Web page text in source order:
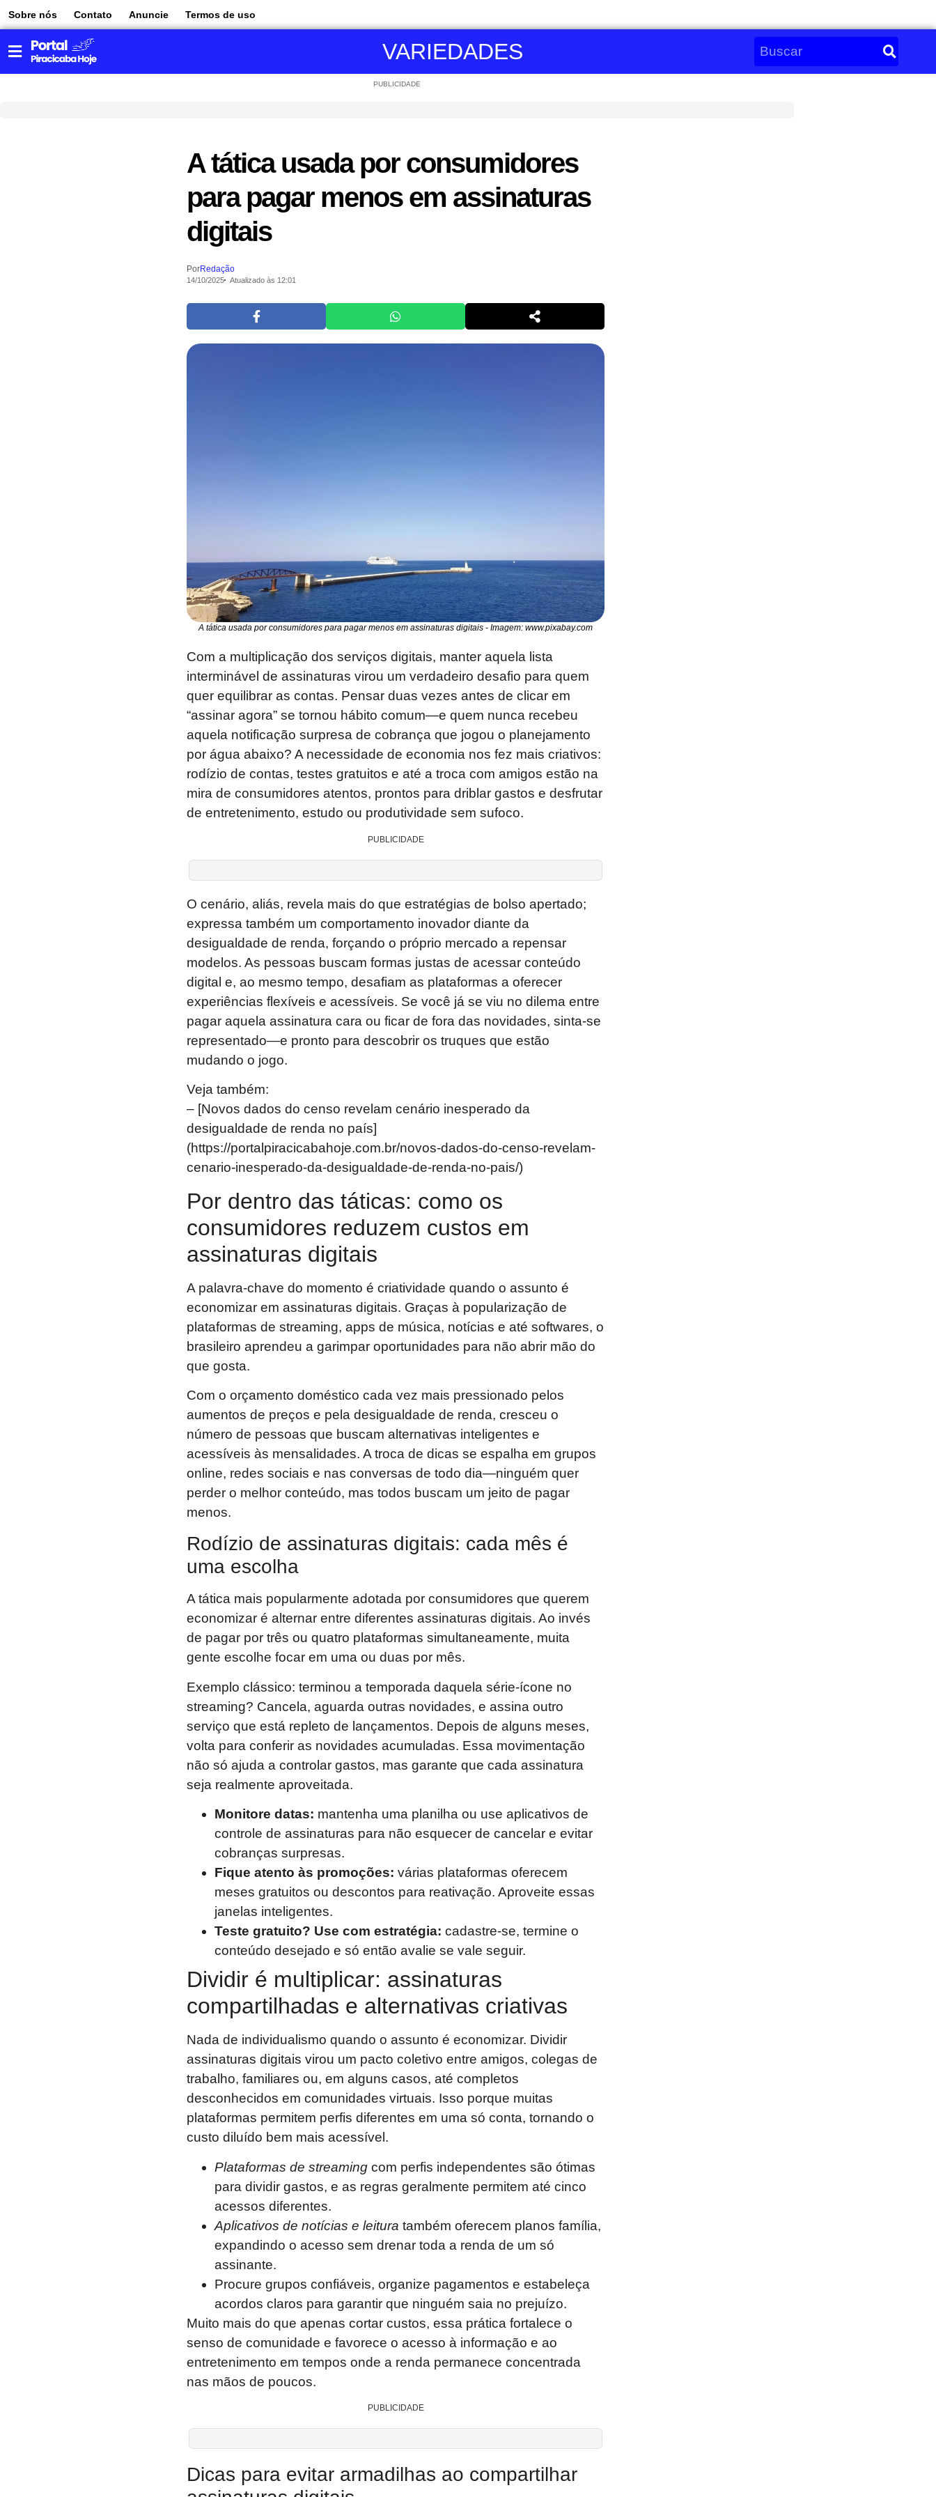
Sobre nós Contato Anuncie Termos de uso
VARIEDADES
PUBLICIDADE
A tática usada por consumidores
para pagar menos em assinaturas
digitais
PorRedação
14/10/2025 Atualizado às 12:01
A tática usada por consumidores para pagar menos em assinaturas digitais - Imagem: www.pixabay.com
Com a multiplicação dos serviços digitais, manter aquela lista
interminável de assinaturas virou um verdadeiro desafio para quem
quer equilibrar as contas. Pensar duas vezes antes de clicar em
“assinar agora” se tornou hábito comum—e quem nunca recebeu
aquela notificação surpresa de cobrança que jogou o planejamento
por água abaixo? A necessidade de economia nos fez mais criativos:
rodízio de contas, testes gratuitos e até a troca com amigos estão na
mira de consumidores atentos, prontos para driblar gastos e desfrutar
de entretenimento, estudo ou produtividade sem sufoco.
PUBLICIDADE
O cenário, aliás, revela mais do que estratégias de bolso apertado;
expressa também um comportamento inovador diante da
desigualdade de renda, forçando o próprio mercado a repensar
modelos. As pessoas buscam formas justas de acessar conteúdo
digital e, ao mesmo tempo, desafiam as plataformas a oferecer
experiências flexíveis e acessíveis. Se você já se viu no dilema entre
pagar aquela assinatura cara ou ficar de fora das novidades, sinta-se
representado—e pronto para descobrir os truques que estão
mudando o jogo.
Veja também:
– [Novos dados do censo revelam cenário inesperado da
desigualdade de renda no país]
(https://portalpiracicabahoje.com.br/novos-dados-do-censo-revelam-
cenario-inesperado-da-desigualdade-de-renda-no-pais/)
Por dentro das táticas: como os
consumidores reduzem custos em
assinaturas digitais
A palavra-chave do momento é criatividade quando o assunto é
economizar em assinaturas digitais. Graças à popularização de
plataformas de streaming, apps de música, notícias e até softwares, o
brasileiro aprendeu a garimpar oportunidades para não abrir mão do
que gosta.
Com o orçamento doméstico cada vez mais pressionado pelos
aumentos de preços e pela desigualdade de renda, cresceu o
número de pessoas que buscam alternativas inteligentes e
acessíveis às mensalidades. A troca de dicas se espalha em grupos
online, redes sociais e nas conversas de todo dia—ninguém quer
perder o melhor conteúdo, mas todos buscam um jeito de pagar
menos.
Rodízio de assinaturas digitais: cada mês é
uma escolha
A tática mais popularmente adotada por consumidores que querem
economizar é alternar entre diferentes assinaturas digitais. Ao invés
de pagar por três ou quatro plataformas simultaneamente, muita
gente escolhe focar em uma ou duas por mês.
Exemplo clássico: terminou a temporada daquela série-ícone no
streaming? Cancela, aguarda outras novidades, e assina outro
serviço que está repleto de lançamentos. Depois de alguns meses,
volta para conferir as novidades acumuladas. Essa movimentação
não só ajuda a controlar gastos, mas garante que cada assinatura
seja realmente aproveitada.
Monitore datas: mantenha uma planilha ou use aplicativos de
controle de assinaturas para não esquecer de cancelar e evitar
cobranças surpresas.
Fique atento às promoções: várias plataformas oferecem
meses gratuitos ou descontos para reativação. Aproveite essas
janelas inteligentes.
Teste gratuito? Use com estratégia: cadastre-se, termine o
conteúdo desejado e só então avalie se vale seguir.
Dividir é multiplicar: assinaturas
compartilhadas e alternativas criativas
Nada de individualismo quando o assunto é economizar. Dividir
assinaturas digitais virou um pacto coletivo entre amigos, colegas de
trabalho, familiares ou, em alguns casos, até completos
desconhecidos em comunidades virtuais. Isso porque muitas
plataformas permitem perfis diferentes em uma só conta, tornando o
custo diluído bem mais acessível.
Plataformas de streaming com perfis independentes são ótimas
para dividir gastos, e as regras geralmente permitem até cinco
acessos diferentes.
Aplicativos de notícias e leitura também oferecem planos família,
expandindo o acesso sem drenar toda a renda de um só
assinante.
Procure grupos confiáveis, organize pagamentos e estabeleça
acordos claros para garantir que ninguém saia no prejuízo.
Muito mais do que apenas cortar custos, essa prática fortalece o
senso de comunidade e favorece o acesso à informação e ao
entretenimento em tempos onde a renda permanece concentrada
nas mãos de poucos.
PUBLICIDADE
Dicas para evitar armadilhas ao compartilhar